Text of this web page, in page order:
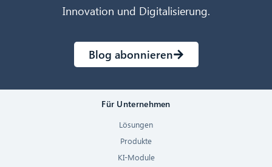
Innovation und Digitalisierung.
Blog abonnieren
Für Unternehmen
Lösungen
Produkte
KI-Module